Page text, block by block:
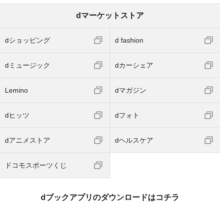
dマーケットストア
dショッピング d fashion
dミュージック dカーシェア
Lemino dマガジン
dヒッツ dフォト
dアニメストア dヘルスケア
ドコモスポーツくじ
dブックアプリのダウンロードはコチラ